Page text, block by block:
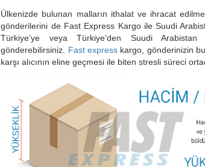
Ülkenizde bulunan malların ithalat ve ihracat
gönderilerini de Fast Express Kargo ile Suudi
Türkiye’ye veya Türkiye’den Suudi
gönderebilirsiniz. Fast expresskargo, gönderinizin
karşı alıcının eline geçmesi ile biten stresli süreci